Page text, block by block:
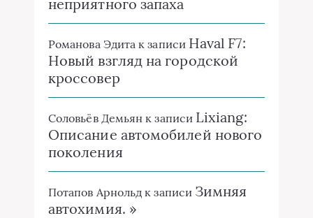
неприятного запаха
Романова Эдита к записи Haval F7:
Новый взгляд на городской
кроссовер
Соловьёв Демьян к записи Lixiang:
Описание автомобилей нового
поколения
Потапов Арнольд к записи Зимняя
автохимия. »